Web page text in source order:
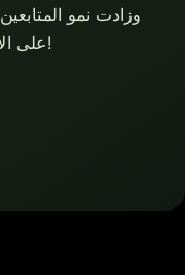
وزادت نمو
على الاشتراك للحصول على تحديثات أسبوعية!